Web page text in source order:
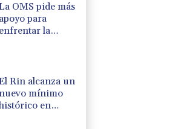
OMS pide más
apoyo para
enfrentar la
Rin alcanza un
mínimo
en